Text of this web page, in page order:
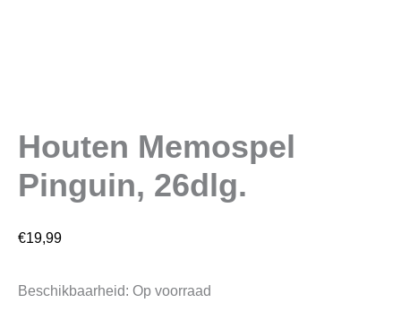
Houten Memospel
Pinguin, 26dlg.
€19,99
Beschikbaarheid: Op voorraad